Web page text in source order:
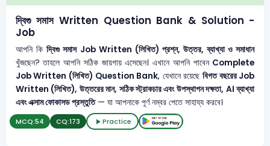
দ্বিগু সমাস Written Question Bank & Solution -
Job
আপনি কি দ্বিগু সমাস Job Written (লিখিত) প্রশ্ন, উত্তর, ব্যাখ্যা ও সমাধান
খুঁজছেন? তাহলে আপনি সঠিক জায়গায় এসেছেন। এখানে আপনি পাবেন Complete
Job Written (লিখিত) Question Bank, যেখানে রয়েছেবিগত বছরের Job
Written (লিখিত), উত্তরের মান, সঠিক স্ট্রাকচার এবং উপস্থাপন দক্ষতা, AI ব্যাখ্যা
এবং এক্সাম ফোকাসড প্রস্তুতি— যা আপনাকে পূর্ণ নম্বর পেতে সাহায্য করবে।
MCQ:54 CQ:173 Practice